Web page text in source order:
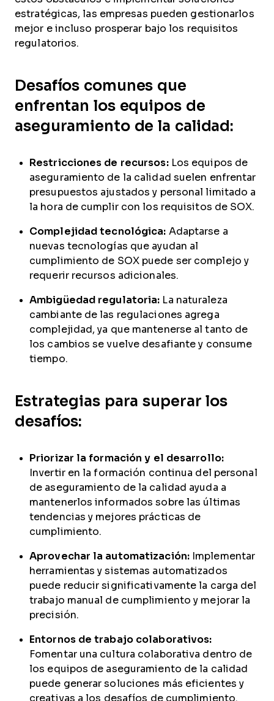
estratégicas, las empresas pueden gestionarlos
mejor e incluso prosperar bajo los requisitos
regulatorios.
Desafíos comunes que
enfrentan los equipos de
aseguramiento de la calidad:
Restricciones de recursos:Los equipos de
aseguramiento de la calidad suelen enfrentar
presupuestos ajustados y personal limitado a
la hora de cumplir con los requisitos de SOX.
Complejidad tecnológica: Adaptarse a
nuevas tecnologías que ayudan al
cumplimiento de SOX puede ser complejo y
requerir recursos adicionales.
Ambigüedad regulatoria: La naturaleza
cambiante de las regulaciones agrega
complejidad, ya que mantenerse al tanto de
los cambios se vuelve desafiante y consume
tiempo.
Estrategias para superar los
desafíos:
Priorizar la formación y el desarrollo:
Invertir en la formación continua del personal
de aseguramiento de la calidad ayuda a
mantenerlos informados sobre las últimas
tendencias y mejores prácticas de
cumplimiento.
Aprovechar la automatización:Implementar
herramientas y sistemas automatizados
puede reducir significativamente la carga del
trabajo manual de cumplimiento y mejorar la
precisión.
Entornos de trabajo colaborativos:
Fomentar una cultura colaborativa dentro de
los equipos de aseguramiento de la calidad
puede generar soluciones más eficientes y
creativas a los desafíos de cumplimiento.